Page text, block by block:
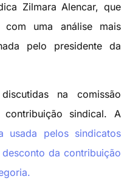
Zilmara Alencar, que
uma análise mais
pelo presidente da
na comissão
sindical. A
usada pelos sindicatos
da contribuição